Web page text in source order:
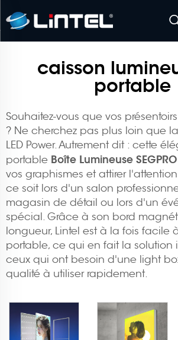
caisson
portable
Souhaitez-vous que vos
? Ne cherchez pas plus loin que la
LED Power. Autrement dit : cette
portable Boîte Lumineuse SEGPRO
vos graphismes et attirer
ce soit lors d'un salon
magasin de détail ou lors d'un
spécial. Grâce à son bord
longueur, Lintel est à la fois facile
portable, ce qui en fait la solution
ceux qui ont besoin d'une light
qualité à utiliser rapidement.